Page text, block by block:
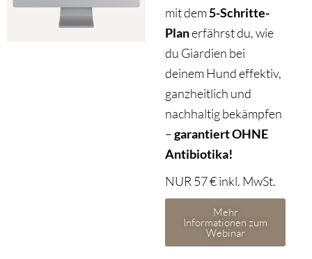
mit dem5-Schritte-
Planerfährst du, wie
du Giardien bei
deinem Hund effektiv,
ganzheitlich und
nachhaltig bekämpfen
–garantiert OHNE
Antibiotika!
NUR 57 € inkl. MwSt.
Mehr
Informationen zum
Webinar